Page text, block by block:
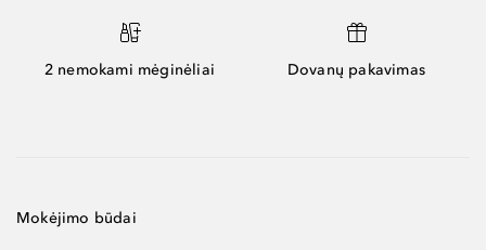
2 nemokami mėginėliai Dovanų pakavimas
Mokėjimo būdai